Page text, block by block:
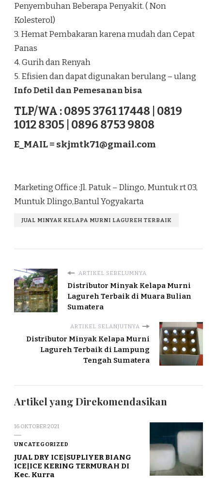
Penyembuhan Beberapa Penyakit. ( Non
Kolesterol)
3. Hemat Pembakaran karena mudah dan Cepat
Panas
4. Gurih dan Renyah
5. Efisien dan dapat digunakan berulang – ulang
Info Detil dan Pemesanan bisa
TLP/WA : 0895 3761 17448 | 0819
1012 8305 | 0896 8753 9808
E_MAIL = skjmtk71@gmail.com
Marketing Office :Jl. Patuk – Dlingo, Muntuk rt 03,
Muntuk Dlingo,Bantul Yogyakarta
JUAL MINYAK KELAPA MURNI LAGUREH TERBAIK
ARTIKEL SEBELUMNYA
Distributor Minyak Kelapa Murni
Lagureh Terbaik di Muara Bulian
Sumatera
ARTIKEL SELANJUTNYA
Distributor Minyak Kelapa Murni
Lagureh Terbaik di Lampung
Tengah Sumatera
Artikel yang Direkomendasikan
16 OKTOBER 2021
UNCATEGORIZED
JUAL DRY ICE|SUPLIYER BIANG
ICE|ICE KERING TERMURAH DI
Kec. Kurra